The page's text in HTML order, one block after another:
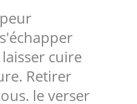
cuire
Retirer
le verser